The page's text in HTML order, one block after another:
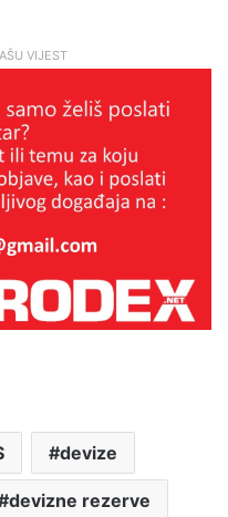
VIJEST
devize
devizne rezerve